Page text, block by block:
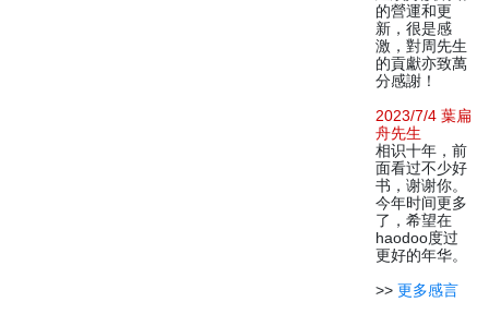
的營運和更
新，很是感
激，對周先生
的貢獻亦致萬
分感謝！
2023/7/4 葉扁
舟先生
相识十年，前
面看过不少好
书，谢谢你。
今年时间更多
了，希望在
haodoo度过
更好的年华。
>> 更多感言